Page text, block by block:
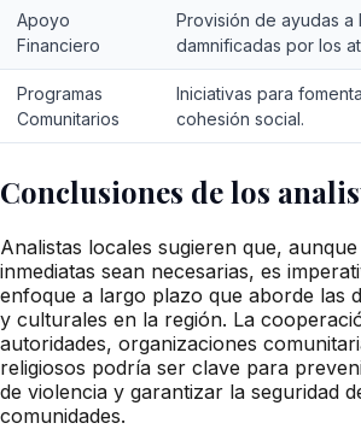
Apoyo
Financiero
Provisión de ayudas a
damnificadas por los
Programas
Comunitarios
Iniciativas para
cohesión social.
Conclusiones de los
Analistas locales sugieren que, aunque
inmediatas sean necesarias, es
enfoque a largo plazo que aborde las
y culturales en la región. La
autoridades, organizaciones
religiosos podría ser clave para
de violencia y garantizar la seguridad
comunidades.